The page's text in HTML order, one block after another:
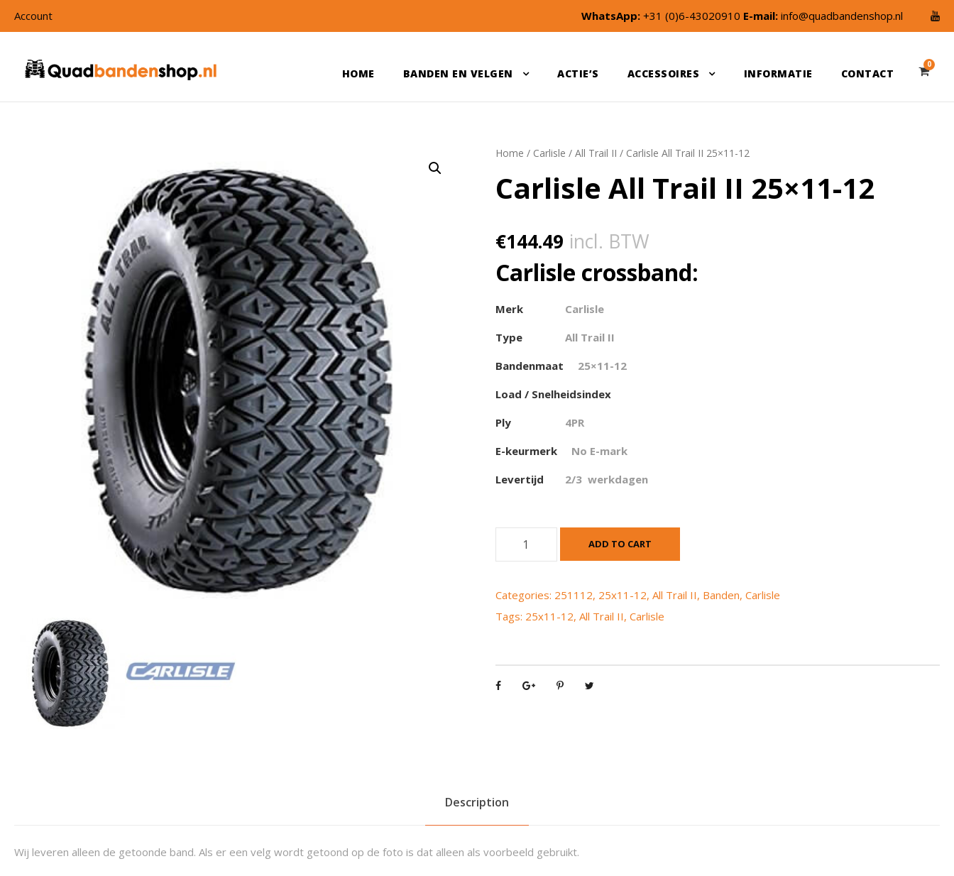
Account WhatsApp: +31 (0)6-43020910 E-mail: info@quadbandenshop.nl
HOME BANDEN EN VELGEN ACTIE’S ACCESSOIRES INFORMATIE CONTACT
0
Home / Carlisle /All Trail II / Carlisle All Trail II 25×11-12
Carlisle All Trail II 25×11-12
€144.49 incl. BTW
Carlisle crossband:
Merk
Carlisle
Type
All Trail II
Bandenmaat
25×11-12
Load / Snelheidsindex
Ply
4PR
E-keurmerk
No E-mark
Levertijd
2/3 werkdagen
s
A
l
2
ADD TO CART
Categories: 251112, 25x11-12,All Trail II, Banden,Carlisle
Tags: 25x11-12,All Trail II,Carlisle
Description
Wij leveren alleen de getoonde band. Als er een velg wordt getoond op de foto is dat alleen als voorbeeld gebruikt.